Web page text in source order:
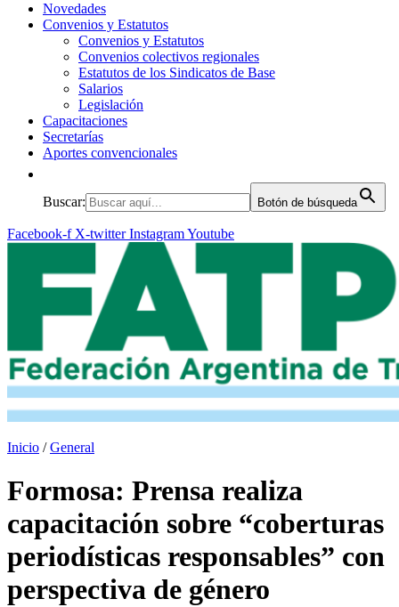
Novedades
Convenios y Estatutos
Convenios y Estatutos
Convenios colectivos regionales
Estatutos de los Sindicatos de Base
Salarios
Legislación
Capacitaciones
Secretarías
Aportes convencionales
Buscar: Botón de búsqueda
Facebook-f X-twitter InstagramYoutube
Inicio /General
Formosa: Prensa realiza
capacitación sobre “coberturas
periodísticas responsables” con
perspectiva de género